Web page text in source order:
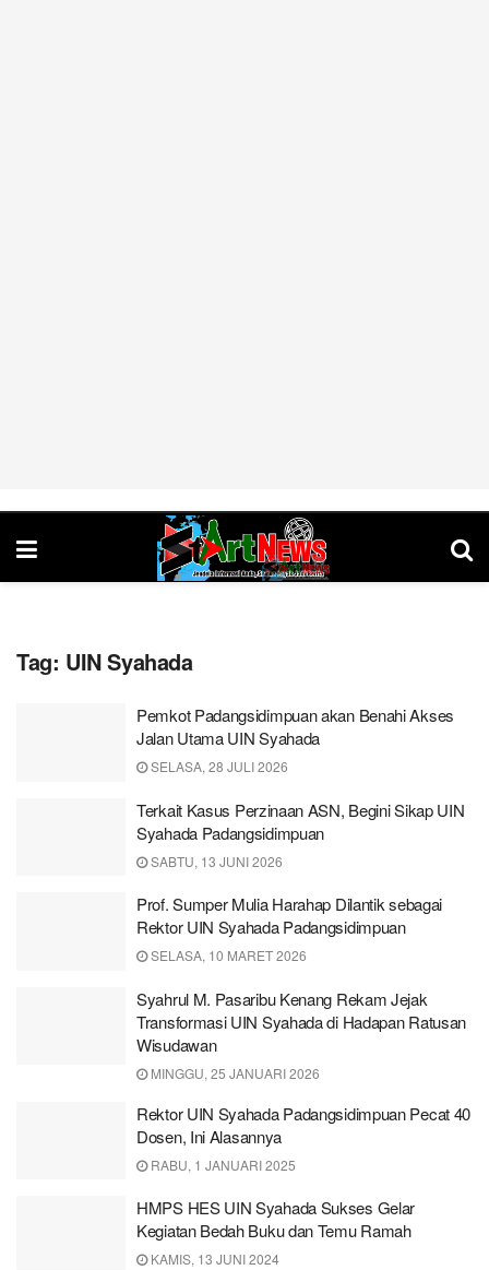
Tag: UIN Syahada
Pemkot Padangsidimpuan akan Benahi Akses
Jalan Utama UIN Syahada
SELASA, 28 JULI 2026
Terkait Kasus Perzinaan ASN, Begini Sikap UIN
Syahada Padangsidimpuan
SABTU, 13 JUNI 2026
Prof. Sumper Mulia Harahap Dilantik sebagai
Rektor UIN Syahada Padangsidimpuan
SELASA, 10 MARET 2026
Syahrul M. Pasaribu Kenang Rekam Jejak
Transformasi UIN Syahada di Hadapan Ratusan
Wisudawan
MINGGU, 25 JANUARI 2026
Rektor UIN Syahada Padangsidimpuan Pecat 40
Dosen, Ini Alasannya
RABU, 1 JANUARI 2025
HMPS HES UIN Syahada Sukses Gelar
Kegiatan Bedah Buku dan Temu Ramah
KAMIS, 13 JUNI 2024